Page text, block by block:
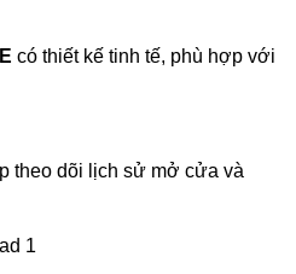
có thiết kế tinh tế, phù hợp với
theo dõi lịch sử mở cửa và